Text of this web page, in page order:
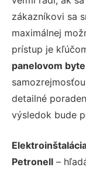
zákazníkovi sa
maximálnej
prístup je
panelovom
detailné
výsledok bude
Petronell –